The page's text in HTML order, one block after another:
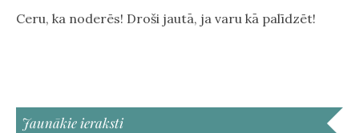
Jaunākie ieraksti
Ceru, ka noderēs! Droši jautā, ja varu kā palīdzēt!